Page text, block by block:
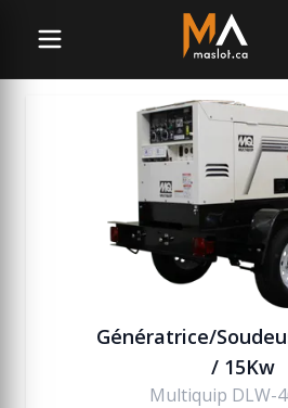
Génératrice
Génératrice/
/ 15Kw
Multiquip DLW-